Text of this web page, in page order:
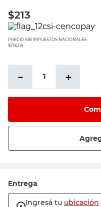
$213
PRECIO SIN IMPUESTOS NACIONALES:
$176,04
＋
－
Entrega
Ingresá tu ubicación